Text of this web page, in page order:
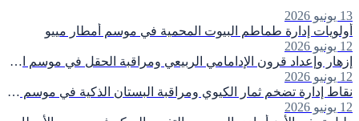
13 يونيو 2026
أولويات إدارة طماطم البيوت المحمية في موسم أمطار مييو
12 يونيو 2026
إزهار وإعداد قرون الإدامامي الربيعي ومراقبة الحقل في موسم الأمطار
12 يونيو 2026
نقاط إدارة تضخم ثمار الكيوي ومراقبة البستان الذكية في موسم الأمطار
12 يونيو 2026